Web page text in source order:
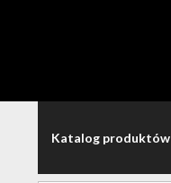
Katalog produktów